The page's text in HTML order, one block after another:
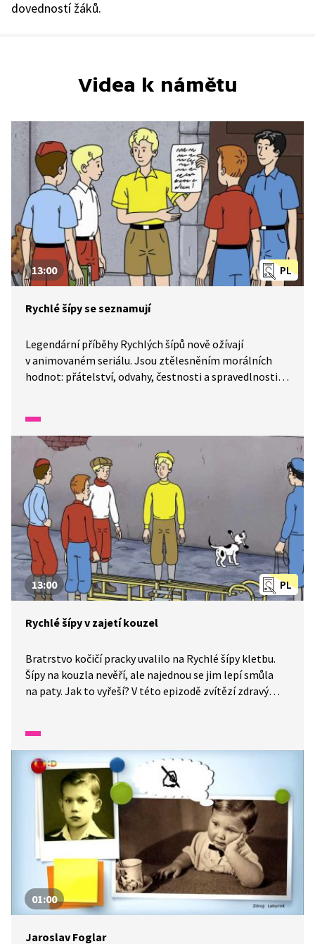
dovedností žáků.
Videa k námětu
PL
13:00
Rychlé šípy se seznamují
Legendární příběhy Rychlých šípů nově ožívají
v animovaném seriálu. Jsou ztělesněním morálních
hodnot: přátelství, odvahy, čestnosti a spravedlnosti.
Podívejte se na to, jak se dali dohromady.
PL
13:00
Rychlé šípy v zajetí kouzel
Bratrstvo kočičí pracky uvalilo na Rychlé šípy kletbu.
Šípy na kouzla nevěří, ale najednou se jim lepí smůla
na paty. Jak to vyřeší? V této epizodě zvítězí zdravý
materiálů žákům vysvětlit empatii ke zvířatům a co
obnáší pojem "welfare". Materiály vznikly ve spolupráci
se Skautskou nadací Jaroslava Foglara.
01:00
Jaroslav Foglar